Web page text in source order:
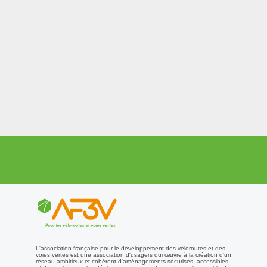
L'association française pour le développement des véloroutes et des
voies vertes est une association d'usagers qui œuvre à la création d'un
réseau ambitieux et cohérent d'aménagements sécurisés, accessibles